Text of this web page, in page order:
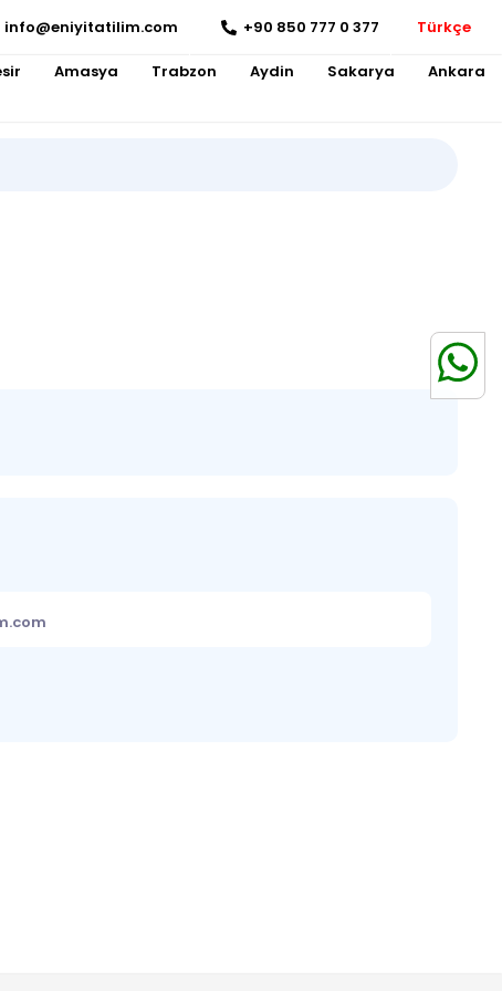
info@eniyitatilim.com +90 850 777 0 377 Türkçe
Amasya Trabzon Aydin Sakarya Ankara